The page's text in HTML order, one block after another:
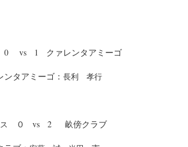
0 vs 1 クァレンタアミーゴ
タアミーゴ： 長利 孝行
０ vs 2 畝傍クラブ